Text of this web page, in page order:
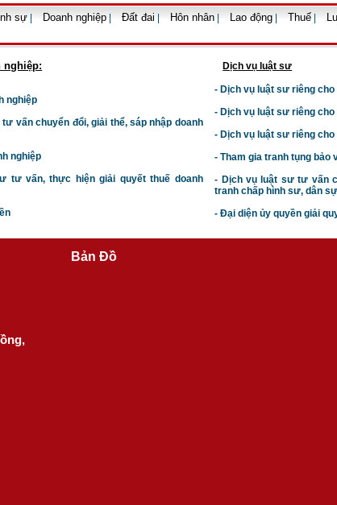
sự Doanh nghiệp Đất đai Hôn nhân Lao động Thuế
nghiệp:
nghiệp
tư vấn chuyển đổi, giải thể, sáp nhập doanh
nghiệp
tư vấn, thực hiện giải quyết thuế doanh
Dịch vụ luật sư
- Dịch vụ luật sư riêng cho
- Dịch vụ luật sư riêng cho
- Dịch vụ luật sư riêng cho
- Tham gia tranh tụng bảo
- Dịch vụ luật sư tư vấn
tranh chấp hình sư, dân sự
- Đại diện ủy quyền giải
Bản Đồ